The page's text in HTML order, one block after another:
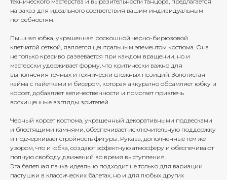
на заказ для идеального соответствия вашим индивидуальным
потребностям.
Пышная юбка, украшенная роскошной черно-бирюзовой
клетчатой сеткой, является центральным элементом костюма. Она
не только красиво развевается при каждом вращении, но и
мастерски удерживает форму, что критически важно для
выполнения точных и технически сложных позиций. Золотистая
кайма с пайетками и бисером, которая аккуратно обрамляет юбку и
корсет, добавляет величественности и помогает привлечь
восхищенные взгляды зрителей.
Черный корсет костюма, украшенный декоративными подвесками
и блестящими камнями, обеспечивает исключительную поддержку
и подчеркивает стройность фигуры. Рукава, дополненные тем же
узором, что и юбка, создают эффектную атмосферу и обеспечивают
полную свободу движений во время выступления.
Эта балетная пачка идеально подходит не только для вариации
пастушки в классических балетах, но и для любых других